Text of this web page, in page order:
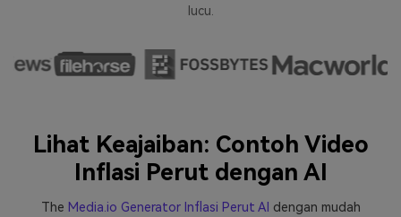
lucu.
Lihat Keajaiban: Contoh Video
Inflasi Perut dengan AI
The Media.io Generator Inflasi Perut AI dengan mudah